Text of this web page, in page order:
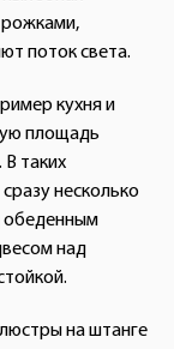
рожками,
поток света.
кухня и
площадь
таких
несколько
обеденным
над
на штанге